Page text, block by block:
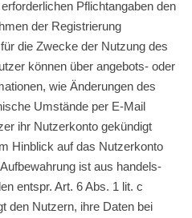
Pflichtangaben den
der Registrierung
die Zwecke der Nutzung des
können über angebots- oder
wie Änderungen des
Umstände per E-Mail
ihr Nutzerkonto gekündigt
Hinblick auf das Nutzerkonto
ist aus handels-
entspr. Art. 6 Abs. 1 lit. c
den Nutzern, ihre Daten bei